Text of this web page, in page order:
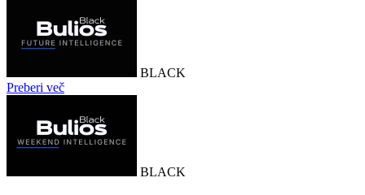
BLACK
Preberi več
BLACK